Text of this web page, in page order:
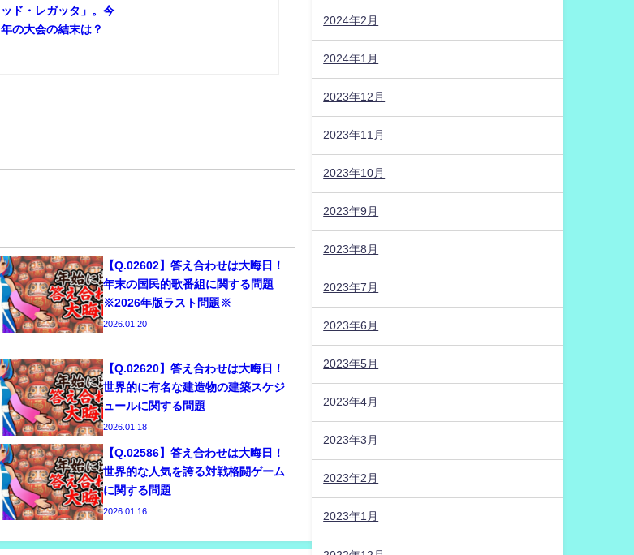
ッド・レガッタ」。今
年の大会の結末は？
【Q.02602】答え合わせは大晦日！
年末の国民的歌番組に関する問題
※2026年版ラスト問題※
2026.01.20
【Q.02620】答え合わせは大晦日！
世界的に有名な建造物の建築スケジ
ュールに関する問題
2026.01.18
【Q.02586】答え合わせは大晦日！
世界的な人気を誇る対戦格闘ゲーム
に関する問題
2026.01.16
2024年2月
2024年1月
2023年12月
2023年11月
2023年10月
2023年9月
2023年8月
2023年7月
2023年6月
2023年5月
2023年4月
2023年3月
2023年2月
2023年1月